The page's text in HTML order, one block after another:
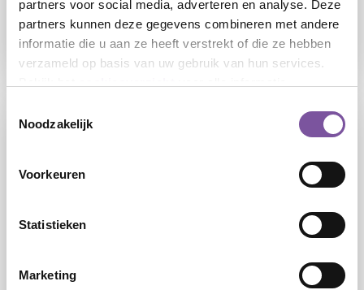
partners voor social media, adverteren en analyse. Deze
partners kunnen deze gegevens combineren met andere
informatie die u aan ze heeft verstrekt of die ze hebben
verzameld op basis van uw gebruik van hun services.
Noodzakelijk
Voorkeuren
Statistieken
Marketing
Leefondersteuner
Samen maken we het verschil voor